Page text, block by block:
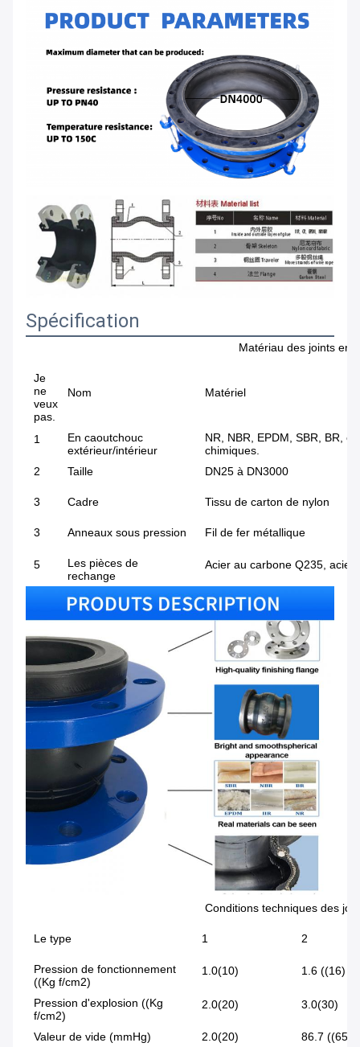
Spécification
Matériau des joints en
Je
ne
veux
pas.
Nom Matériel
1
En caoutchouc
extérieur/intérieur
NR, NBR, EPDM, SBR, BR,
chimiques.
2
Taille DN25 à DN3000
3 Cadre Tissu de carton de nylon
3 Anneaux sous pression Fil de fer métallique
5
Les pièces de
rechange
Acier au carbone Q235, acier
Conditions techniques des
Le type 1 2
Pression de fonctionnement
((Kg f/cm2)
1.0(10) 1.6 ((16)
Pression d'explosion ((Kg
f/cm2)
2.0(20) 3.0(30)
Valeur de vide (mmHg) 2.0(20) 86.7 ((650)